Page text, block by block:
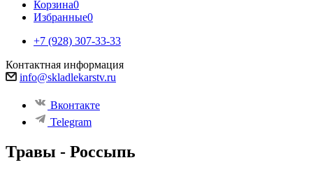
Корзина0
Избранные0
+7 (928) 307-33-33
Контактная информация
info@skladlekarstv.ru
Вконтакте
Telegram
Травы - Россыпь